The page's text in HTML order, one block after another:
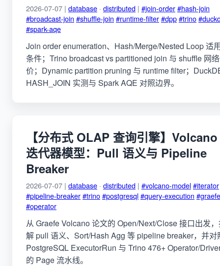
2026-07-07 | database · distributed | #join-order#hash-join
#broadcast-join #shuffle-join #runtime-filter#dpp#trino
#spark-aqe
Join order enumeration、Hash/Merge/Nested Loop 适
条件；Trino broadcast vs partitioned join 与 shuffle 网
价；Dynamic partition pruning 与 runtime filter；
HASH_JOIN 实测与 Spark AQE 对照边界。
【分布式 OLAP 查询引擎】Volcano
迭代器模型：Pull 语义与 Pipeline
Breaker
2026-07-07 | database · distributed | #volcano-model#iterator
#pipeline-breaker#trino#postgresql#query-execution #graefe
#operator
从 Graefe Volcano 论文的 Open/Next/Close 接口出发
解 pull 语义、Sort/Hash Agg 等 pipeline breaker，并对
PostgreSQL ExecutorRun 与 Trino 476+ Operator/
的 Page 流水线。